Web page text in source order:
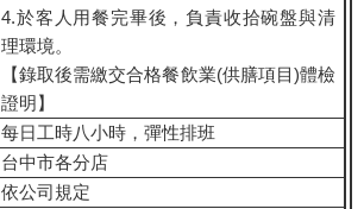
4.於客人用餐完畢後，負責收拾碗盤與清
理環境。
【錄取後需繳交合格餐飲業(供膳項目)體檢
證明】
每日工時八小時，彈性排班
台中市各分店
依公司規定